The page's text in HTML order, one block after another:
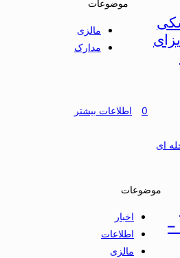
موضوعات
مالزی
مدارک
0
اطلاعات بیشتر
موضوعات
اخبار
اطلاعات
مالزی
–